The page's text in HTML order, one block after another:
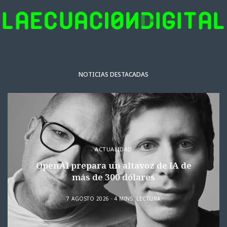
NOTICIAS DESTACADAS
ACTUALIDAD
OpenAI prepara un altavoz de IA de
más de 300 dólares
7 AGOSTO 2026 4 MINS. LECTURA